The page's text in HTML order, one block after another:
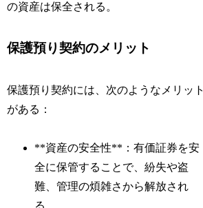
の資産は保全される。
保護預り契約のメリット
保護預り契約には、次のようなメリット
がある：
**資産の安全性**：有価証券を安
全に保管することで、紛失や盗
難、管理の煩雑さから解放され